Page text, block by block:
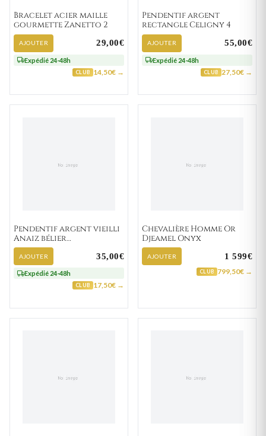
Bracelet acier maille
gourmette Zanetto 2
AJOUTER 29,00€
Expédié 24-48h
CLUB 14,50€ →
Pendentif argent
rectangle Celigny 4
AJOUTER 55,00€
Expédié 24-48h
CLUB 27,50€ →
Pendentif argent vieilli
Anaiz bélier
Astrologique
AJOUTER 35,00€
Expédié 24-48h
CLUB 17,50€ →
Chevalière Homme Or
Djeamel Onyx
AJOUTER 1 599€
CLUB 799,50€ →